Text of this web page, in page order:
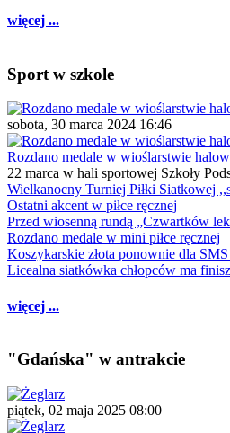
więcej ...
Sport w szkole
sobota, 30 marca 2024 16:46
Rozdano medale w wioślarstwie
22 marca w hali sportowej Szkoły
Wielkanocny Turniej Piłki Siatkowej
Ostatni akcent w piłce ręcznej
Przed wiosenną rundą „Czwartków
Rozdano medale w mini piłce ręcznej
Koszykarskie złota ponownie dla
Licealna siatkówka chłopców ma
więcej ...
"Gdańska" w antrakcie
piątek, 02 maja 2025 08:00